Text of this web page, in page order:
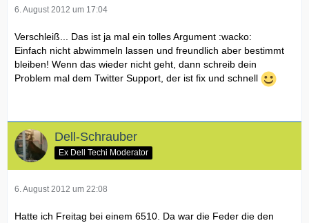
6. August 2012 um 17:04
Verschleiß... Das ist ja mal ein tolles Argument :wacko:
Einfach nicht abwimmeln lassen und freundlich aber bestimmt
bleiben! Wenn das wieder nicht geht, dann schreib dein
Problem mal dem Twitter Support, der ist fix und schnell
Dell-Schrauber
Ex Dell Techi Moderator
6. August 2012 um 22:08
Hatte ich Freitag bei einem 6510. Da war die Feder die den